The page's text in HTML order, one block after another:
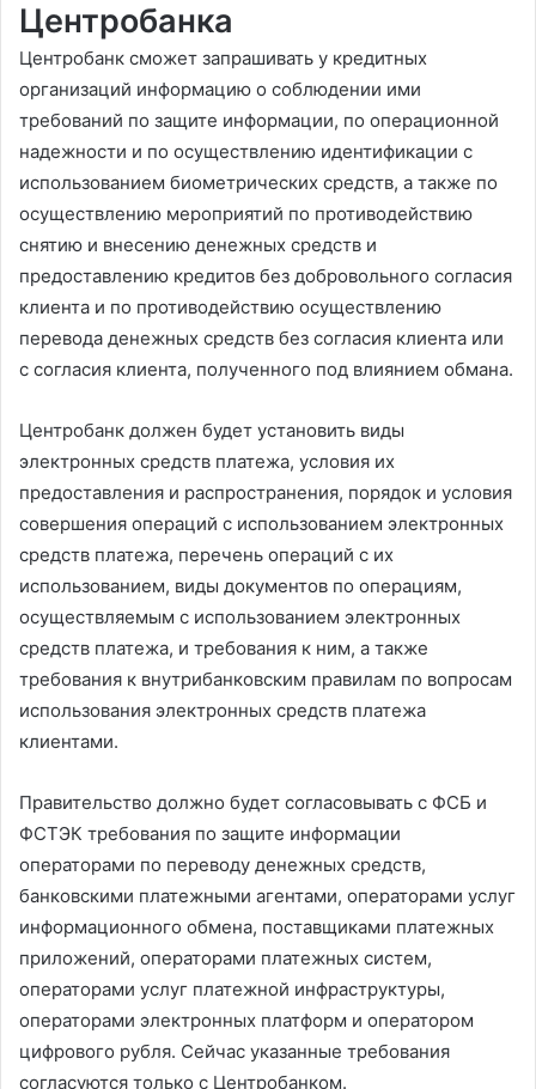
Центробанка
Центробанк сможет запрашивать у кредитных
организаций информацию о соблюдении ими
требований по защите информации, по операционной
надежности и по осуществлению идентификации с
использованием биометрических средств, а также по
осуществлению мероприятий по противодействию
снятию и внесению денежных средств и
предоставлению кредитов без добровольного согласия
клиента и по противодействию осуществлению
перевода денежных средств без согласия клиента или
с согласия клиента, полученного под влиянием обмана.
Центробанк должен будет установить виды
электронных средств платежа, условия их
предоставления и распространения, порядок и условия
совершения операций с использованием электронных
средств платежа, перечень операций с их
использованием, виды документов по операциям,
осуществляемым с использованием электронных
средств платежа, и требования к ним, а также
требования к внутрибанковским правилам по вопросам
использования электронных средств платежа
клиентами.
Правительство должно будет согласовывать с ФСБ и
ФСТЭК требования по защите информации
операторами по переводу денежных средств,
банковскими платежными агентами, операторами услуг
информационного обмена, поставщиками платежных
приложений, операторами платежных систем,
операторами услуг платежной инфраструктуры,
операторами электронных платформ и оператором
цифрового рубля. Сейчас указанные требования
согласуются только с Центробанком.